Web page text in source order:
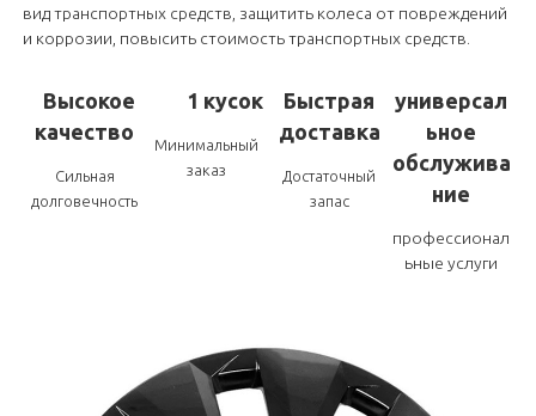
вид транспортных средств, защитить колеса от повреждений
и коррозии, повысить стоимость транспортных средств.
Высокое
качество
Сильная
долговечность
1 кусок
Минимальный
заказ
Быстрая
доставка
Достаточный
запас
универсал
ьное
обслужива
ние
профессионал
ьные услуги